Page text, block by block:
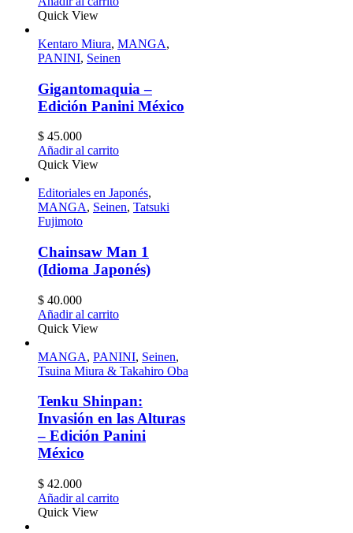
Quick View
Kentaro Miura, MANGA,
PANINI, Seinen
Gigantomaquia –
Edición Panini México
$ 45.000
Añadir al carrito
Quick View
Editoriales en Japonés,
MANGA, Seinen, Tatsuki
Fujimoto
Chainsaw Man 1
(Idioma Japonés)
$ 40.000
Añadir al carrito
Quick View
MANGA, PANINI, Seinen,
Tsuina Miura & Takahiro Oba
Tenku Shinpan:
Invasión en las Alturas
– Edición Panini
México
$ 42.000
Añadir al carrito
Quick View